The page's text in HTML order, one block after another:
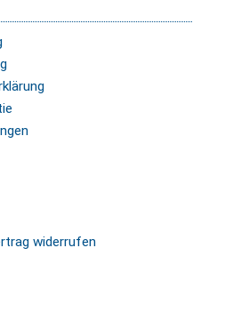
widerrufen